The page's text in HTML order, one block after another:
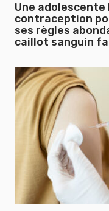
Une
contraception
ses règles
caillot sanguin